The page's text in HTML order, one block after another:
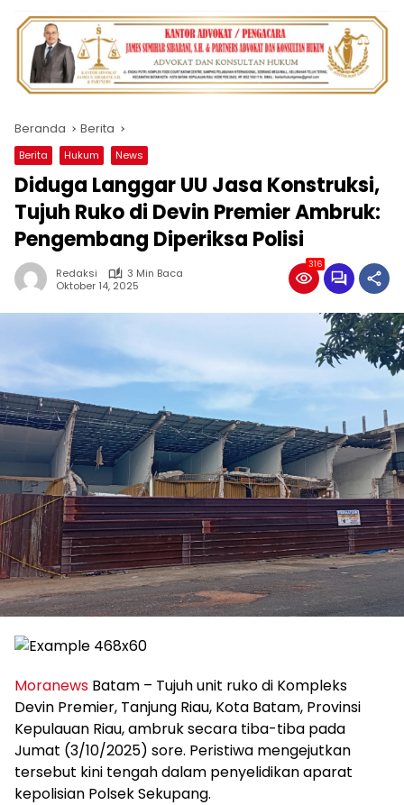
Beranda Berita
Berita Hukum News
‎Diduga Langgar UU Jasa Konstruksi,
Tujuh Ruko di Devin Premier Ambruk:
Pengembang Diperiksa Polisi ‎
Redaksi
3 Min Baca
Oktober 14, 2025
316
Moranews Batam – Tujuh unit ruko di Kompleks
Devin Premier, Tanjung Riau, Kota Batam, Provinsi
Kepulauan Riau, ambruk secara tiba-tiba pada
Jumat (3/10/2025) sore. Peristiwa mengejutkan
tersebut kini tengah dalam penyelidikan aparat
kepolisian Polsek Sekupang.